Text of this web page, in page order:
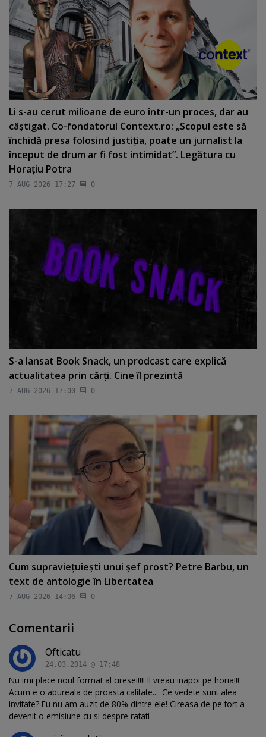
Li s-au cerut milioane de euro într-un proces, dar au
câştigat. Co-fondatorul Context.ro: „Scopul este să
închidă presa folosind justiţia, poate un jurnalist la
început de drum ar fi fost intimidat”. Legătura cu
Horaţiu Potra
7 AUG 2026 17:27 0
S-a lansat Book Snack, un prodcast care explică
actualitatea prin cărţi. Cine îl prezintă
7 AUG 2026 17:00 0
Cum supravieţuieşti unui şef prost? Petre Barbu, un
text de antologie în Libertatea
7 AUG 2026 14:06 0
Comentarii
Ofticatu
24.03.2014 @ 17:48
Nu imi place noul format al ciresei!!!! Il vreau inapoi pe horia!!!
Acum e o abureala de proasta calitate.... Ce vedete sunt alea
invitate? Eu nu am auzit de 80% dintre ele! Cireasa de pe tort a
devenit o emisiune cu si despre ratati